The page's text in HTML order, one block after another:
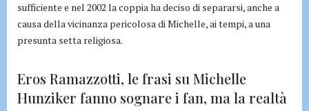
sufficiente e nel 2002 la coppia ha deciso di separarsi, anche a
causa della vicinanza pericolosa di Michelle, ai tempi, a una
presunta setta religiosa.
Eros Ramazzotti, le frasi su Michelle
Hunziker fanno sognare i fan, ma la realtà